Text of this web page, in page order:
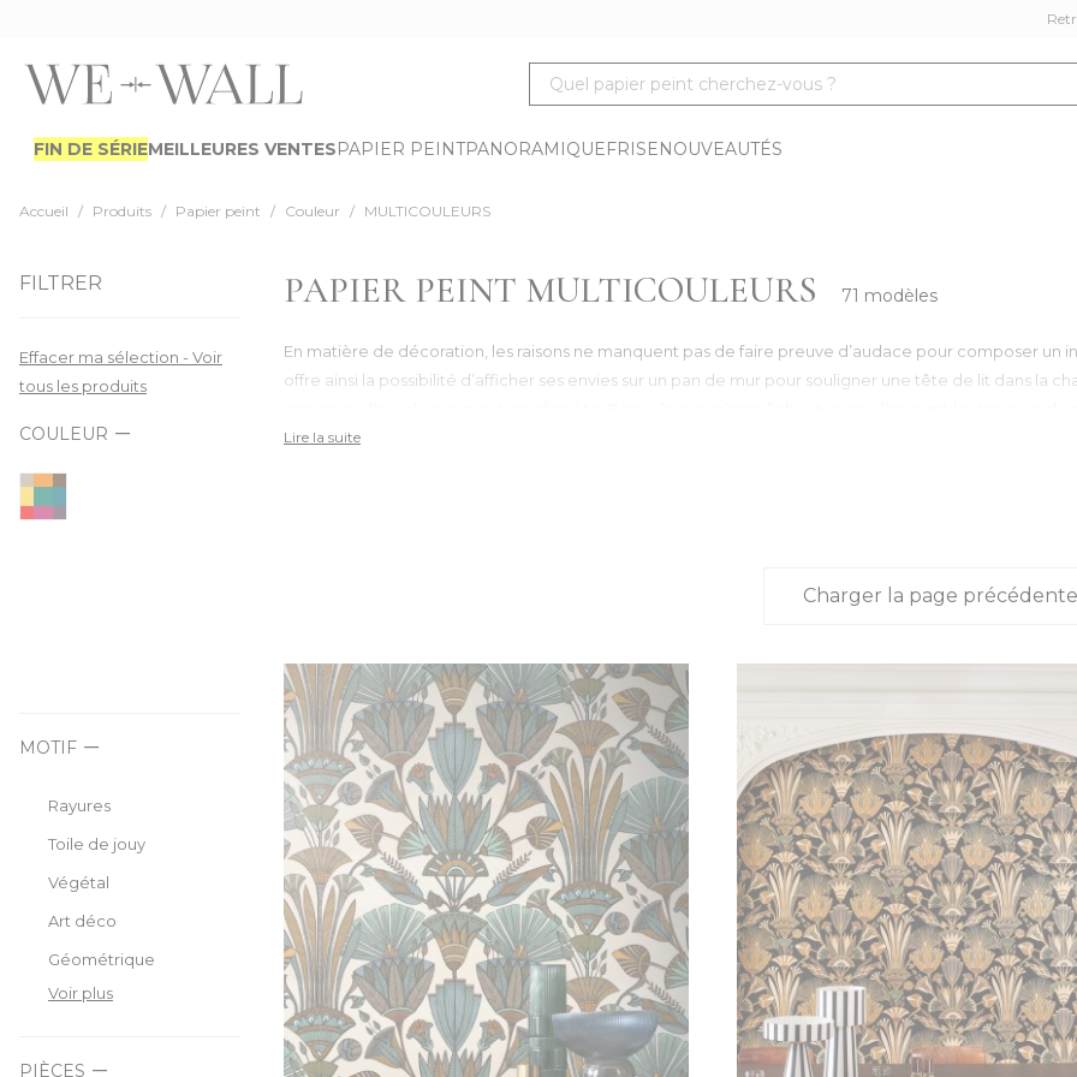
Quel papier peint cherchez-vous ?
FIN DE SÉRIEMEILLEURES VENTESPAPIER PEINTPANORAMIQUEFRISENOUVEAUTÉS
Accueil / Produits / Papier peint / Couleur / MULTICOULEURS
FILTRER
Effacer ma sélection - Voir
tous les produits
COULEUR
MOTIF
Rayures
Toile de jouy
Végétal
Art déco
Géométrique
Voir plus
PIÈCES
PAPIER PEINT MULTICOULEURS 71 modèles
En matière de décoration, les raisons ne manquent pas de faire preuve d’audace pour composer
offre ainsi la possibilité d’afficher ses envies sur un pan de mur pour souligner une tête de lit dans la
d’aujourd’hui. Lancez-vous !
Lire la suite
Charger la page précédente